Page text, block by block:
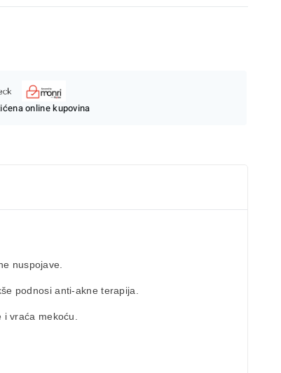
online kupovina
nuspojave.
podnosi anti-akne terapija.
i vraća mekoću.